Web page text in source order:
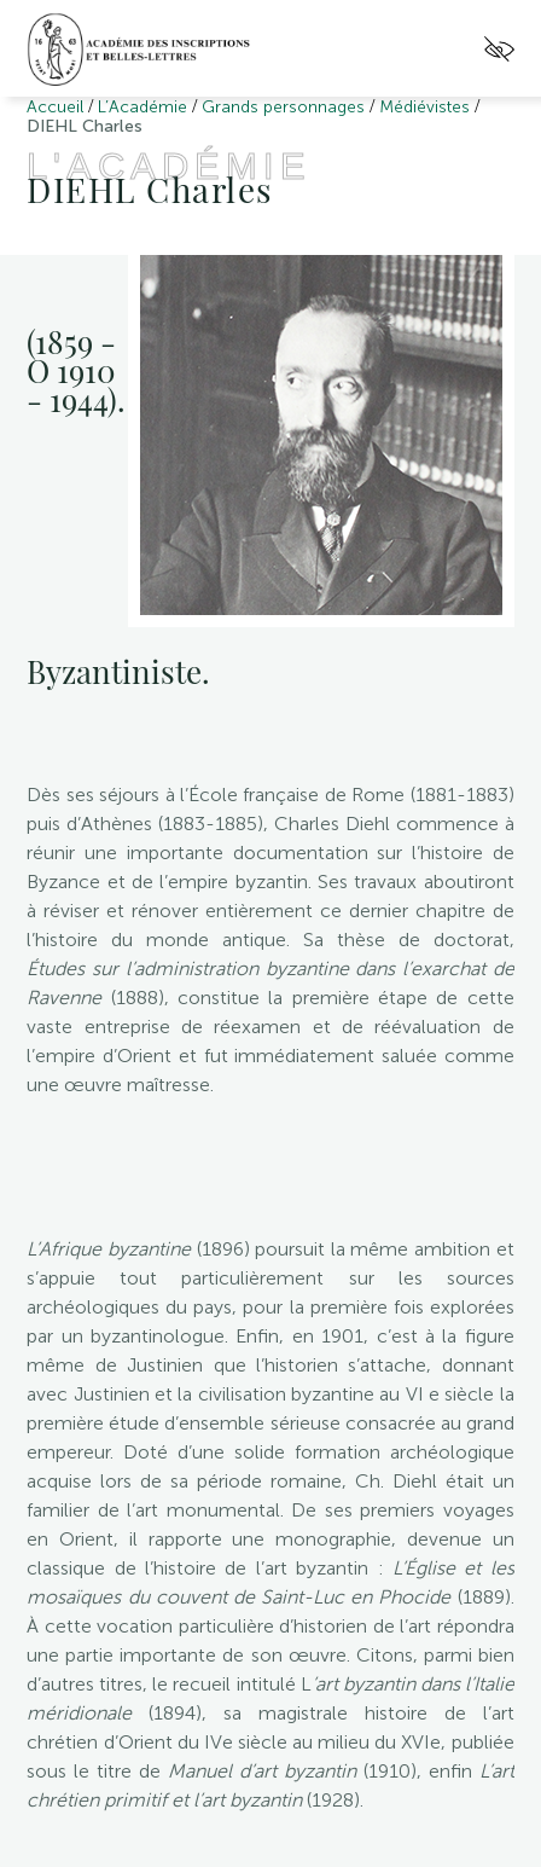
Accueil / L’Académie / Grands personnages / Médiévistes /
DIEHL Charles
L'ACADÉMIE
DIEHL Charles
(1859 -
O 1910
- 1944).
Byzantiniste.
Dès ses séjours à l’École française de Rome (1881-1883)
puis d’Athènes (1883-1885), Charles Diehl commence à
réunir une importante documentation sur l’histoire de
Byzance et de l’empire byzantin. Ses travaux aboutiront
à réviser et rénover entièrement ce dernier chapitre de
l’histoire du monde antique. Sa thèse de doctorat,
Études sur l’administration byzantine dans l’exarchat de
Ravenne(1888), constitue la première étape de cette
vaste entreprise de réexamen et de réévaluation de
l’empire d’Orient et fut immédiatement saluée comme
une œuvre maîtresse.
L’Afrique byzantine(1896) poursuit la même ambition et
s’appuie tout particulièrement sur les sources
archéologiques du pays, pour la première fois explorées
par un byzantinologue. Enfin, en 1901, c’est à la figure
même de Justinien que l’historien s’attache, donnant
avec Justinien et la civilisation byzantine au VI e siècle la
première étude d’ensemble sérieuse consacrée au grand
empereur. Doté d’une solide formation archéologique
acquise lors de sa période romaine, Ch. Diehl était un
familier de l’art monumental. De ses premiers voyages
en Orient, il rapporte une monographie, devenue un
classique de l’histoire de l’art byzantin : L’Église et les
mosaïques du couvent de Saint-Luc en Phocide(1889).
À cette vocation particulière d’historien de l’art répondra
une partie importante de son œuvre. Citons, parmi bien
d’autres titres, le recueil intitulé L’art byzantin dans l’Italie
méridionale(1894), sa magistrale histoire de l’art
chrétien d’Orient du IVe siècle au milieu du XVIe, publiée
sous le titre de Manuel d’art byzantin(1910), enfin L’art
chrétien primitif et l’art byzantin(1928).